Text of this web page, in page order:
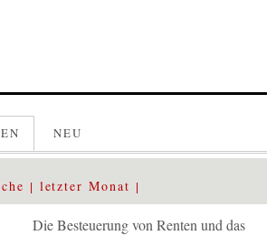
NEU
letzter Monat
Die Besteuerung von Renten und das